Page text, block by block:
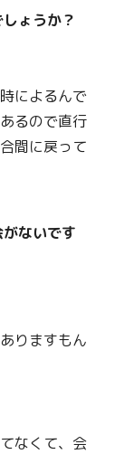
ょうか？
によるんで
るので直行
間に戻って
ないです
りますもん
なくて、会